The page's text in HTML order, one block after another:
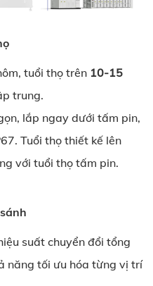
tuổi thọ trên 10-15
trung.
lắp ngay dưới tấm pin,
Tuổi thọ thiết kế lên
với tuổi thọ tấm pin.
suất chuyển đổi tổng
năng tối ưu hóa từng vị trí